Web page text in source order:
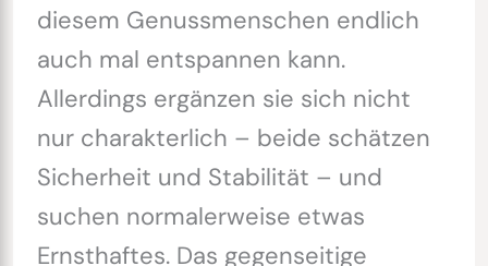
diesem Genussmenschen endlich
auch mal entspannen kann.
Allerdings ergänzen sie sich nicht
nur charakterlich – beide schätzen
Sicherheit und Stabilität – und
suchen normalerweise etwas
Ernsthaftes. Das gegenseitige